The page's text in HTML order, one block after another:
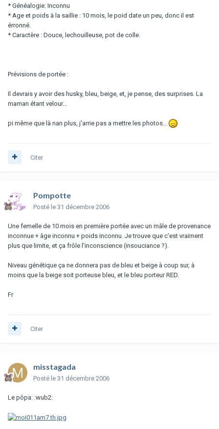
* Généalogie: Inconnu
* Age et poids à la saillie : 10 mois, le poid date un peu, donc il est
érronné.
* Caractère : Douce, lechouilleuse, pot de colle.
Prévisions de portée :
Il devrais y avoir des husky, bleu, beige, et, je pense, des surprises. La
maman étant velour...
pi même que là nan plus, j'arrie pas a mettre les photos...
Citer
Pompotte
Posté le 31 décembre 2006
Une femelle de 10 mois en première portée avec un mâle de provenance
inconnue + âge inconnu + poids inconnu. Je trouve que c'est vraiment
plus que limite, et ça frôle l'inconscience (insouciance ?).
Niveau génétique ça ne donnera pas de bleu et beige à coup sur, à
moins que la beige soit porteuse bleu, et le bleu porteur RED.
Fr
Citer
misstagada
Posté le 31 décembre 2006
Le pôpa: :wub2: